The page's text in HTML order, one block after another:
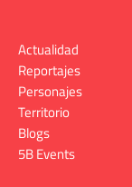
Actualidad
Reportajes
Personajes
Territorio
Blogs
5B Events